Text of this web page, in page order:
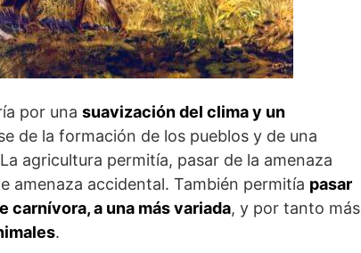
por una suavización del clima y un
de la formación de los pueblos y de una
agricultura permitía, pasar de la amenaza
amenaza accidental. También permitía pasar
a una más variada, y por tanto más
.